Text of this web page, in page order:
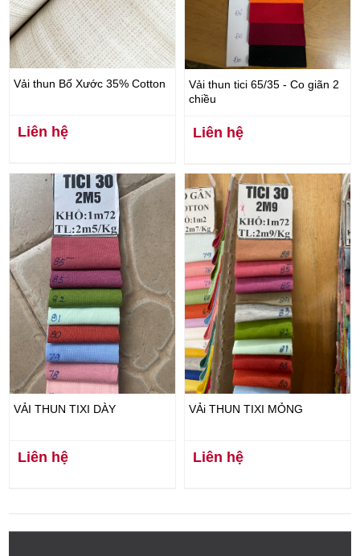
Vải thun Bố Xước 35% Cotton
Liên hệ
Vải thun tici 65/35 - Co giãn 2
chiều
Liên hệ
VẢI THUN TIXI DÀY
Liên hệ
VẢi THUN TIXI MỎNG
Liên hệ